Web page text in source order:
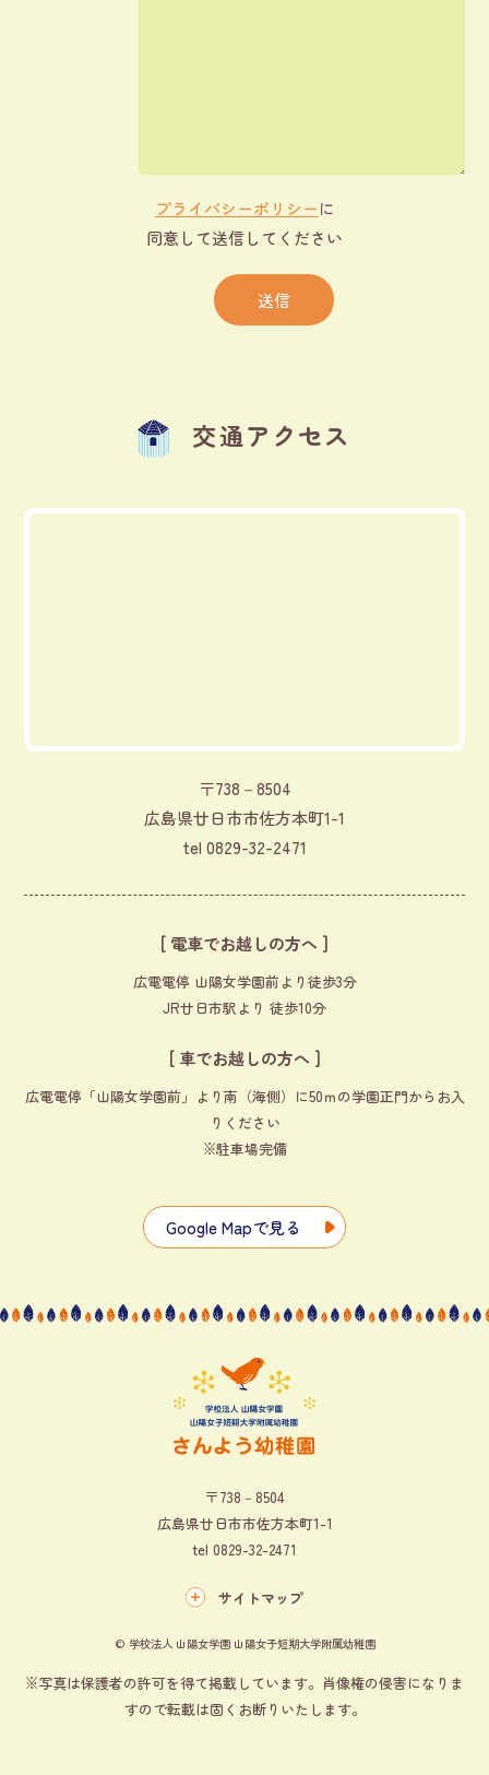
プライバシーポリシーに
同意して送信してください
交通アクセス
〒738－8504
広島県廿日市市佐方本町1-1
tel 0829-32-2471
[ 電車でお越しの方へ ]
広電電停 山陽女学園前より徒歩3分
JR廿日市駅より 徒歩10分
[ 車でお越しの方へ ]
広電電停「山陽女学園前」より南（海側）に50ｍの学園正門からお入
りください
※駐車場完備
Google Mapで見る
〒738－8504
広島県廿日市市佐方本町1-1
tel 0829-32-2471
サイトマップ
© 学校法人 山陽女学園 山陽女子短期大学附属幼稚園
※写真は保護者の許可を得て掲載しています。肖像権の侵害になりま
すので転載は固くお断りいたします。